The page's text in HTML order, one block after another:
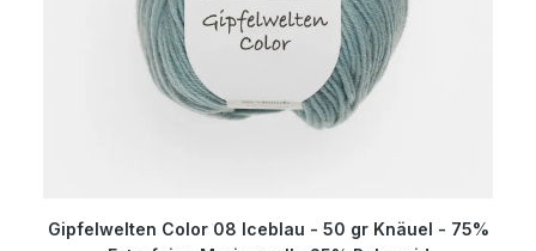
Gipfelwelten Color 08 Iceblau - 50 gr Knäuel - 75%